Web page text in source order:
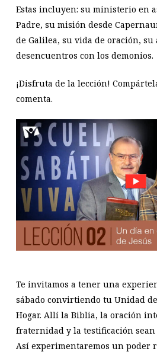
Estas incluyen: su ministerio en
Padre, su misión desde
de Galilea, su vida de oración,
desencuentros con los demonios.
¡Disfruta de la lección!
comenta.
Te invitamos a tener una
sábado convirtiendo tu Unidad
Hogar. Allí la Biblia, la oración
fraternidad y la testificación
Así experimentaremos un poder